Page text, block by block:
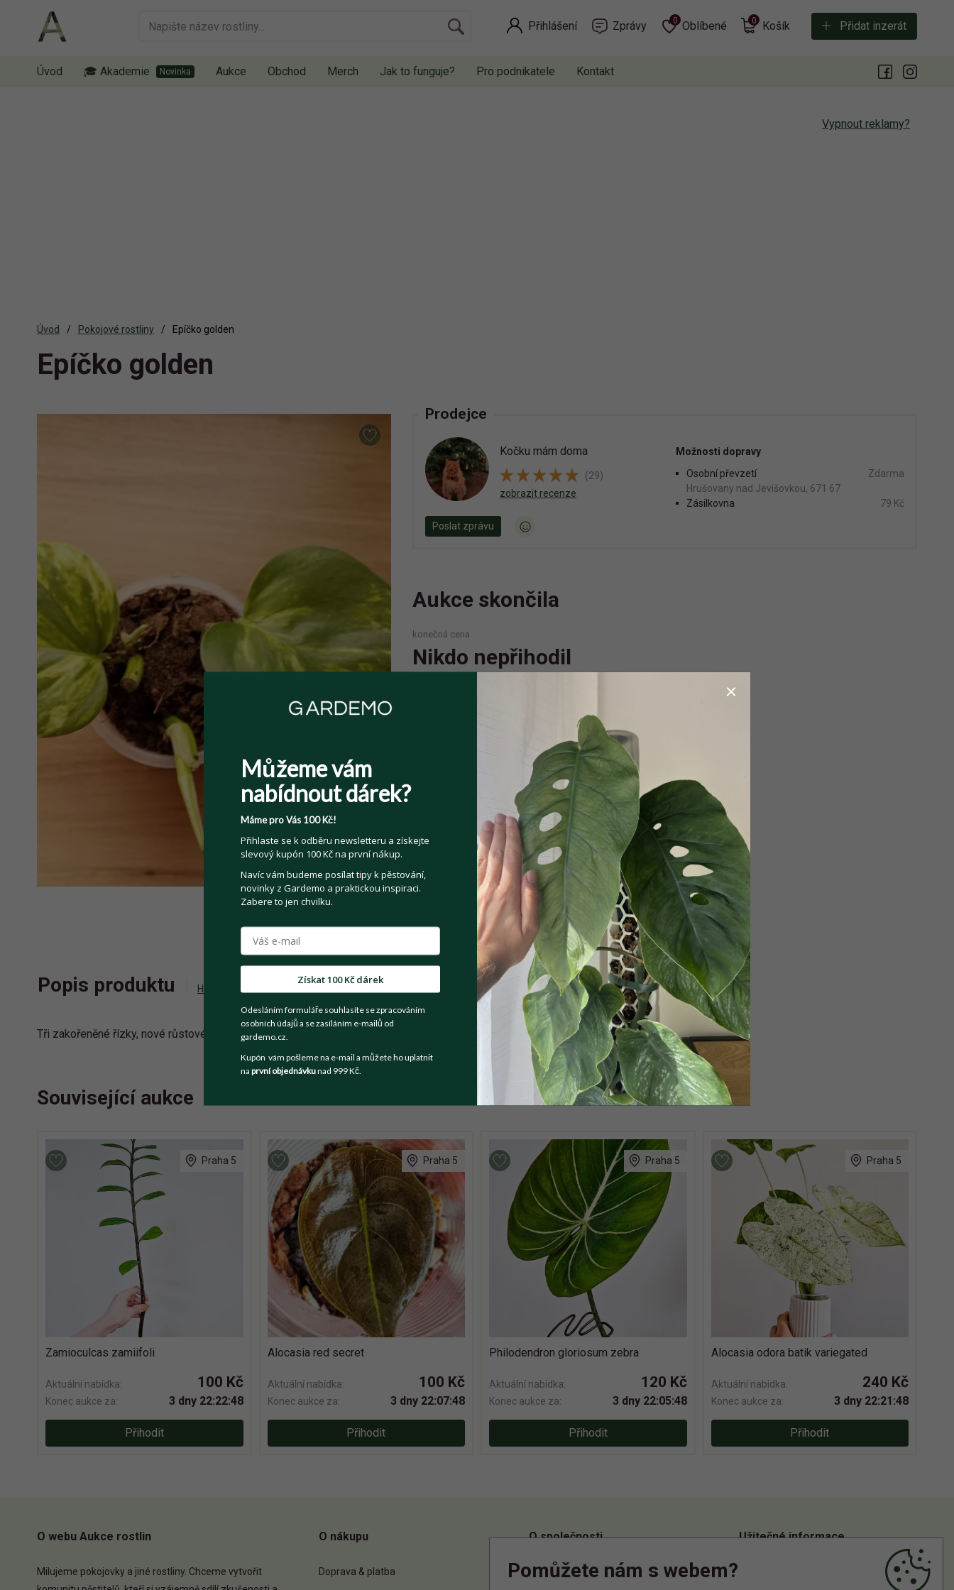
Přihlášení Zprávy Oblíbené
0 Košík
0 Přidat inzerát
Úvod 🎓 Akademie Aukce Obchod Merch Jak to funguje? Pro podnikatele Kontakt
Vypnout reklamy?
Úvod Pokojové rostliny Epíčko golden
Epíčko golden
Prodejce
Kočku mám doma
(29)
zobrazit recenze
Poslat zprávu
Možnosti dopravy
Osobní převzetí
Hrušovany nad Jevišovkou, 671 67
Zdarma
Zásilkovna 79 Kč
Aukce skončila
konečná cena
Nikdo nepřihodil
Spolehlivý prodejce
Prodejce má více jak 10 pozitivních
Twitter Email
Pokojové rostliny
Popis produktu Historie příhozů
Tři zakořeněné řízky, nové růstové body.
Související aukce
Praha 5
Zamioculcas zamiifoli
Aktuální nabídka: 100 Kč
Konec aukce za: 3 dny 22:22:47
Přihodit
Praha 5
Alocasia red secret
Aktuální nabídka: 100 Kč
Konec aukce za: 3 dny 22:07:47
Přihodit
Praha 5
Philodendron gloriosum zebra
Aktuální nabídka: 120 Kč
Konec aukce za: 3 dny 22:05:47
Přihodit
Praha 5
Alocasia odora batik variegated
Aktuální nabídka: 240 Kč
Konec aukce za: 3 dny 22:21:47
Přihodit
O webu Aukce rostlin
Milujeme pokojovky a jiné rostliny. Chceme vytvořit
O nákupu
Doprava & platba
O společnosti
O nás
Užitečné informace
Informace o zpracování osobních údajů
Pomůžete nám s webem?
Můžeme vám
nabídnout dárek?
Máme pro Vás 100 Kč!
Přihlaste se k odběru newsletteru a získejte
slevový kupón 100 Kč na první nákup.
Navíc vám budeme posílat tipy k pěstování,
novinky z Gardemo a praktickou inspiraci.
Zabere to jen chvilku.
Získat 100 Kč dárek
Odesláním formuláře souhlasíte se zpracováním
osobních údajů a se zasíláním e-mailů od
gardemo.cz.
Kupón vám pošleme na e-mail a můžete ho uplatnit
na první objednávkunad 999 Kč.